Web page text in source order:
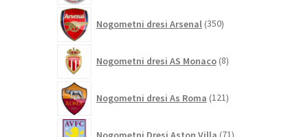
Nogometni dresi Arsenal 350izdelkov
Nogometni dresi AS Monaco 8izdelkov
Nogometni dresi As Roma 121izdelkov